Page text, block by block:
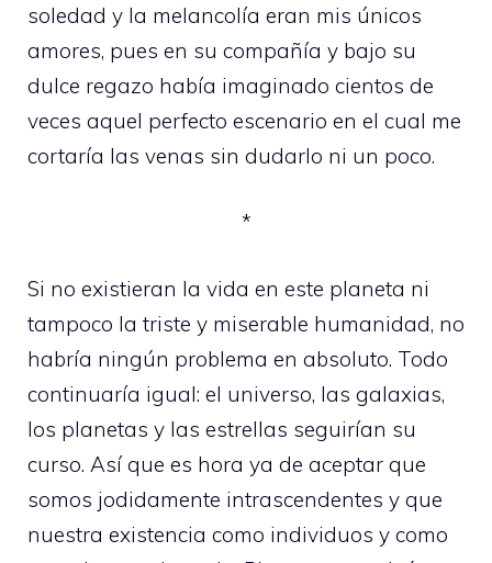
soledad y la melancolía eran mis únicos
amores, pues en su compañía y bajo su
dulce regazo había imaginado cientos de
veces aquel perfecto escenario en el cual me
cortaría las venas sin dudarlo ni un poco.
*
Si no existieran la vida en este planeta ni
tampoco la triste y miserable humanidad, no
habría ningún problema en absoluto. Todo
continuaría igual: el universo, las galaxias,
los planetas y las estrellas seguirían su
curso. Así que es hora ya de aceptar que
somos jodidamente intrascendentes y que
nuestra existencia como individuos y como